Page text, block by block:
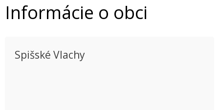
Informácie o obci
Spišské Vlachy